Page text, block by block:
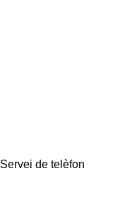
Servei de telèfon